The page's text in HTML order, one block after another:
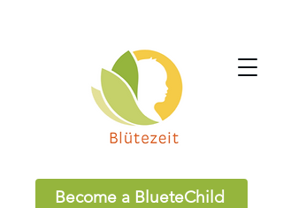
Become a BlueteChild